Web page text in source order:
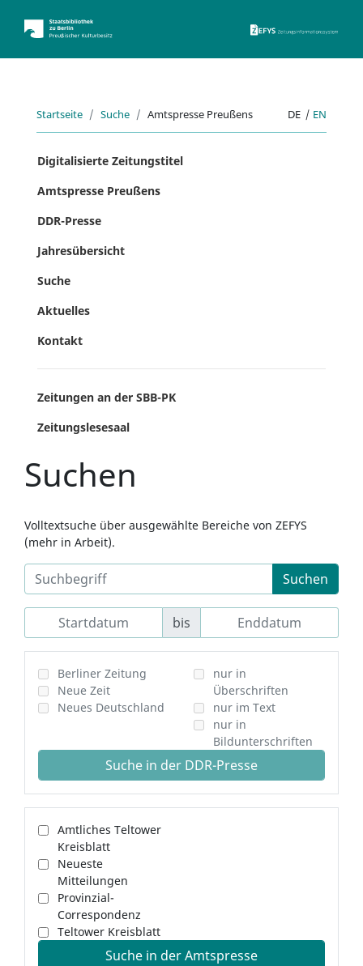
Startseite Suche Amtspresse Preußens DE | EN
Digitalisierte Zeitungstitel
Amtspresse Preußens
DDR-Presse
Jahresübersicht
Suche
Aktuelles
Kontakt
Zeitungen an der SBB-PK
Zeitungslesesaal
Suchen
Volltextsuche über ausgewählte Bereiche von ZEFYS
(mehr in Arbeit).
Suchen
bis
Berliner Zeitung
Neue Zeit
Neues Deutschland
nur in
Überschriften
nur im Text
nur in
Bildunterschriften
Suche in der DDR-Presse
Amtliches Teltower
Kreisblatt
Neueste
Mitteilungen
Provinzial-
Correspondenz
Teltower Kreisblatt
Suche in der Amtspresse